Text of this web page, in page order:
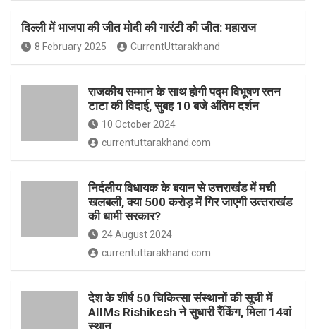
ce
b
o
o
at
s
A
p
p
e
दिल्ली में भाजपा की जीत मोदी की गारंटी की जीत: महाराज
8 February 2025 CurrentUttarakhand
राजकीय सम्मान के साथ होगी पद्म विभूषण रतन
टाटा की विदाई, सुबह 10 बजे अंतिम दर्शन
10 October 2024
currentuttarakhand.com
निर्दलीय विधायक के बयान से उत्तराखंड में मची
खलबली, क्‍या 500 करोड़ में गिर जाएगी उत्‍तराखंड
की धामी सरकार?
24 August 2024
currentuttarakhand.com
देश के शीर्ष 50 चिकित्सा संस्थानों की सूची में
AIIMs Rishikesh ने सुधारी रैंकिंग, मिला 14वां